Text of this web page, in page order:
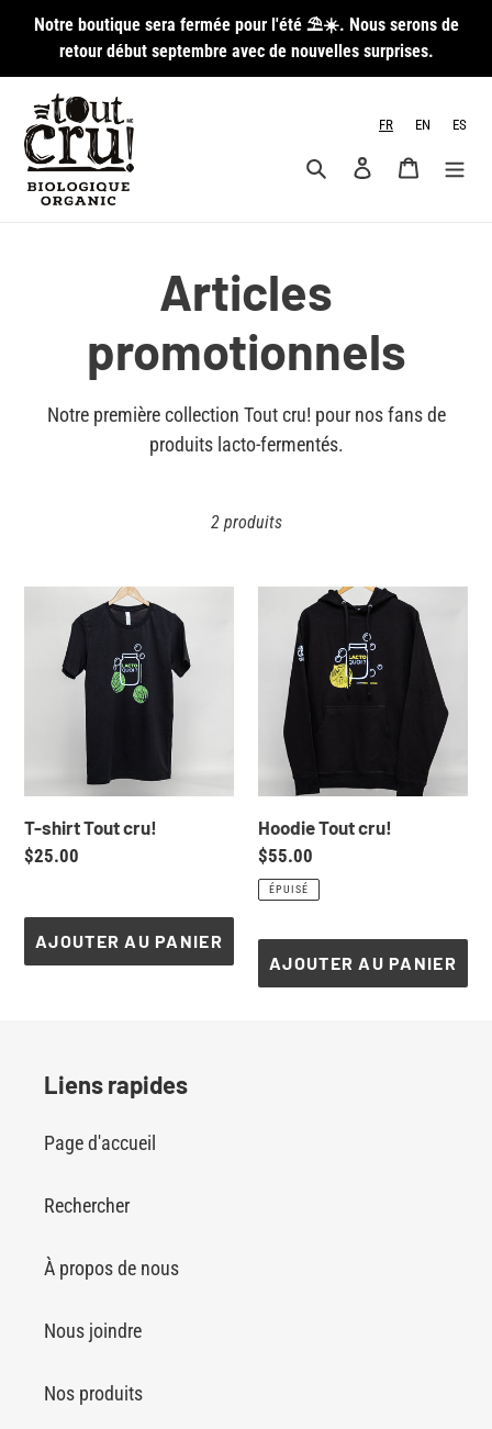
Passer
contenu
Notre boutique sera fermée pour l'été ⛱️☀️. Nous serons de
retour début septembre avec de nouvelles surprises.
FR EN ES
RechercherSe connecter
Panier
C
o
l
l
c
t
o
Articles
promotionnels
Notre première collection Tout cru! pour nos fans de
produits lacto-fermentés.
2 produits
T-shirt Tout cru!
Prix
$25.00
AJOUTER AU PANIER
Hoodie
Hoodie Tout cru!
Prix
normal
$55.00
ÉPUISÉ
AJOUTER AU PANIER
Liens rapides
Page d'accueil
Rechercher
À propos de nous
Nous joindre
Nos produits